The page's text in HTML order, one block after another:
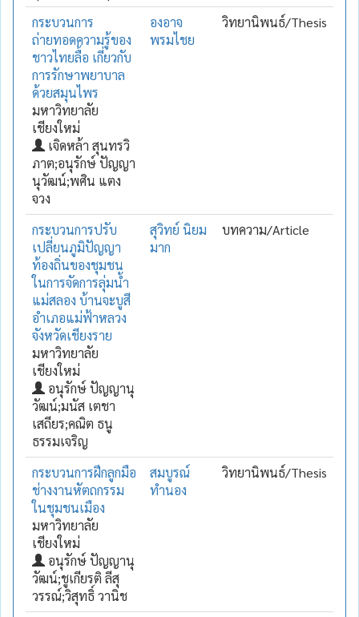
กระบวนการ
ถ่ายทอดความรู้ของ
ชาวไทยลื้อ เกี่ยวกับ
การรักษาพยาบาล
ด้วยสมุนไพร
มหาวิทยาลัย
เชียงใหม่
เจิดหล้า สุนทรวิ
ภาต;อนุรักษ์ ปัญญา
นุวัฒน์;พศิน แตง
จวง
องอาจ
พรมไชย
วิทยานิพนธ์/Thesis
กระบวนการปรับ
เปลี่ยนภูมิปัญญา
ท้องถิ่นของชุมชน
ในการจัดการลุ่มน้ำ
แม่สลอง บ้านจะบูสี
อำเภอแม่ฟ้าหลวง
จังหวัดเชียงราย
มหาวิทยาลัย
เชียงใหม่
อนุรักษ์ ปัญญานุ
วัฒน์;มนัส เตชา
เสถียร;คณิต ธนู
ธรรมเจริญ
สุวิทย์ นิยม
มาก
บทความ/Article
กระบวนการฝึกลูกมือ
ช่างงานหัตถกรรม
ในชุมชนเมือง
มหาวิทยาลัย
เชียงใหม่
อนุรักษ์ ปัญญานุ
วัฒน์;ชูเกียรติ ลีสุ
วรรณ์;วิสุทธิ์ วานิช
สมบูรณ์
ทำนอง
วิทยานิพนธ์/Thesis